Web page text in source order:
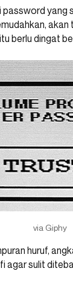
password yang
berlu dingat
via Giphy
huruf,
agar sulit